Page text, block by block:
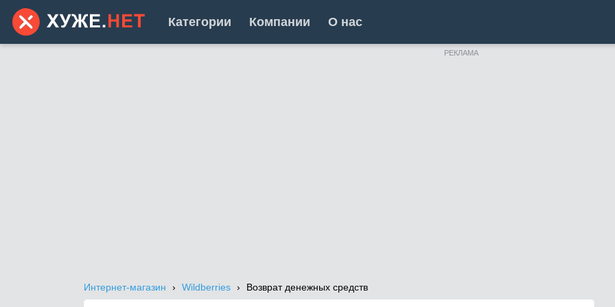
Категории Компании О нас
РЕКЛАМА
Интернет-магазин Wildberries Возврат денежных средств